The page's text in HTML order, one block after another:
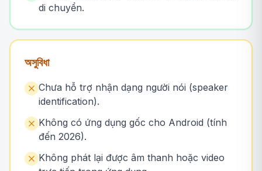
di chuyển.
অসুবিধা
Chưa hỗ trợ nhận dạng người nói (speaker
identification).
Không có ứng dụng gốc cho Android (tính
đến 2026).
Không phát lại được âm thanh hoặc video